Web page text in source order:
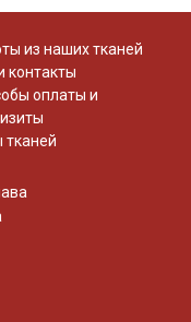
из наших тканей
контакты
оплаты и
тканей